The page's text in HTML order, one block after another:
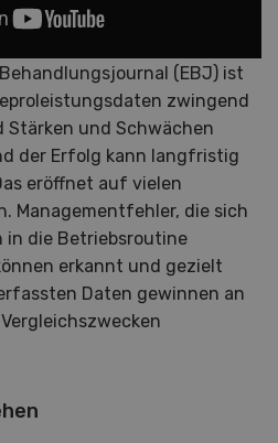
(EBJ) ist
zwingend
Stärken und Schwächen
der Erfolg kann langfristig
eröffnet auf vielen
Managementfehler, die sich
in die Betriebsroutine
erkannt und gezielt
Daten gewinnen an